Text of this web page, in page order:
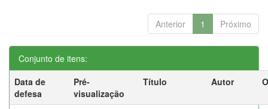
Anterior 1 Próximo
Conjunto de itens:
Data de
defesa
Pré-
visualização
Título Autor